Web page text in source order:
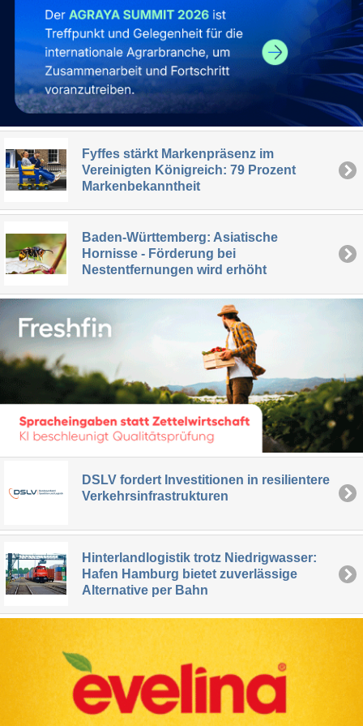
Fyffes stärkt Markenpräsenz im
Vereinigten Königreich: 79 Prozent
Markenbekanntheit
Baden-Württemberg: Asiatische
Hornisse - Förderung bei
Nestentfernungen wird erhöht
DSLV fordert Investitionen in resilientere
Verkehrsinfrastrukturen
Hinterlandlogistik trotz Niedrigwasser:
Hafen Hamburg bietet zuverlässige
Alternative per Bahn